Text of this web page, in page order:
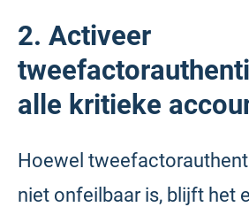
2. Activeer
alle kritieke
Hoewel
niet onfeilbaar is, blijft het